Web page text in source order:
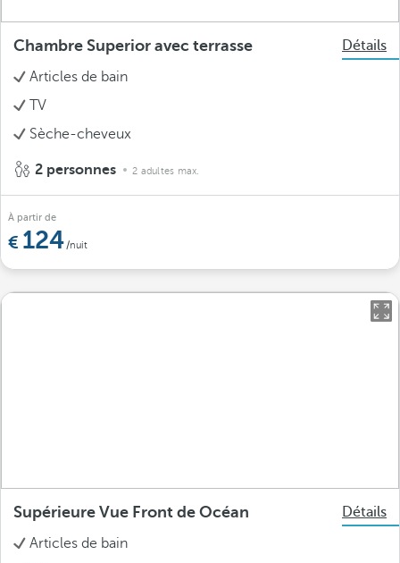
Chambre Superior avec terrasse
Détails
Articles de bain
TV
Sèche-cheveux
2 personnes 2 adultes max.
À partir de
124/nuit
Supérieure Vue Front de Océan
Détails
Articles de bain